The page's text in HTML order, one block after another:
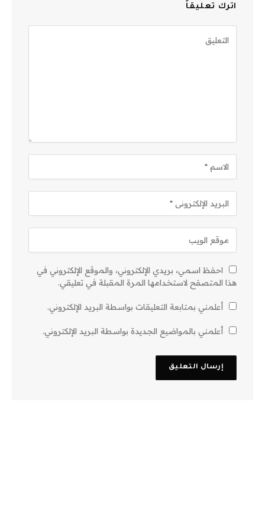
اترك تعليقاً
احفظ اسمي، بريدي الإلكتروني، والموقع الإلكتروني في
هذا المتصفح لاستخدامها المرة المقبلة في تعليقي.
أعلمني بمتابعة التعليقات بواسطة البريد الإلكتروني.
أعلمني بالمواضيع الجديدة بواسطة البريد الإلكتروني.